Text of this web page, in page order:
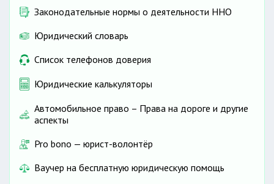
Законодательные нормы о деятельности ННО
Юридический словарь
Список телефонов доверия
Юридические калькуляторы
Автомобильное право – Права на дороге и другие
аспекты
Pro bono — юрист-волонтёр
Ваучер на бесплатную юридическую помощь